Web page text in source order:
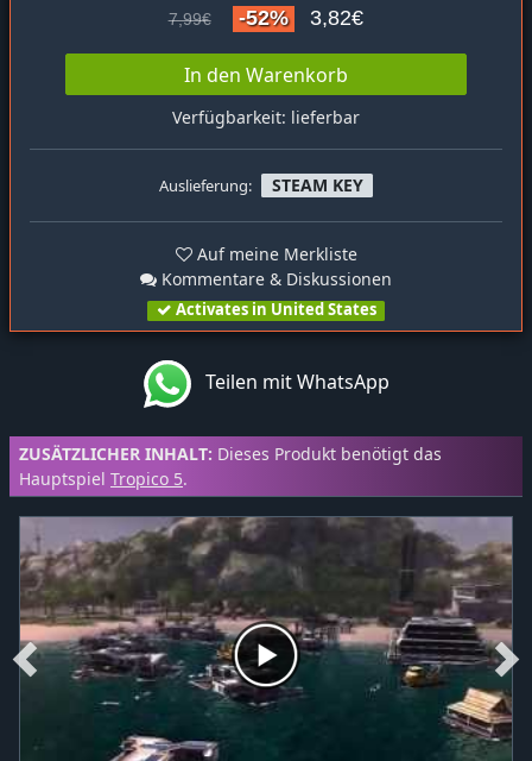
7,99€ -52% 3,82€
In den Warenkorb
Verfügbarkeit: lieferbar
Auslieferung: STEAM KEY
Auf meine Merkliste
Kommentare & Diskussionen
Activates in United States
Teilen mit WhatsApp
ZUSÄTZLICHER INHALT: Dieses Produkt benötigt das
Hauptspiel Tropico 5.